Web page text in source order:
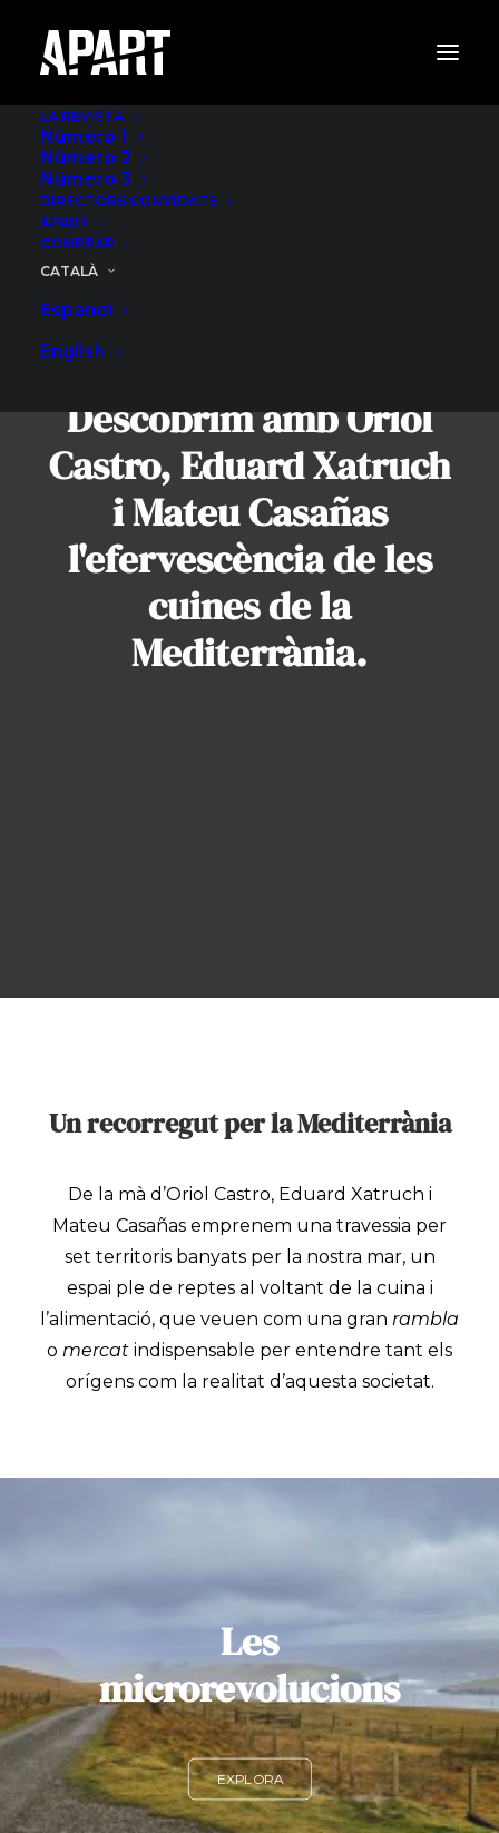
LA REVISTA
Número 1
Número 2
Número 3
DIRECTORS CONVIDATS
APART
COMPRAR
CATALÀ
Español
English
Descobrim amb Oriol
Castro, Eduard Xatruch
i Mateu Casañas
l'efervescència de les
cuines de la
Mediterrània.
Un recorregut per la Mediterrània
De la mà d’Oriol Castro, Eduard Xatruch i
Mateu Casañas emprenem una travessia per
set territoris banyats per la nostra mar, un
espai ple de reptes al voltant de la cuina i
l’alimentació, que veuen com una gran rambla
o mercat indispensable per entendre tant els
orígens com la realitat d’aquesta societat.
Les
microrevolucions
EXPLORA